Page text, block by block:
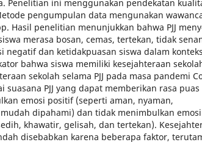
Penelitian ini menggunakan pendekatan
pengumpulan data mengunakan
Hasil penelitian menunjukkan bahwa PJJ
merasa bosan, cemas, tertekan, tidak
negatif dan ketidakpuasan siswa dalam
bahwa siswa memiliki kesejahteraan
sekolah selama PJJ pada masa pandemi
suasana PJJ yang dapat memberikan rasa puas
emosi positif (seperti aman, nyaman,
dipahami) dan tidak menimbulkan
khawatir, gelisah, dan tertekan).
disebabkan karena beberapa faktor,